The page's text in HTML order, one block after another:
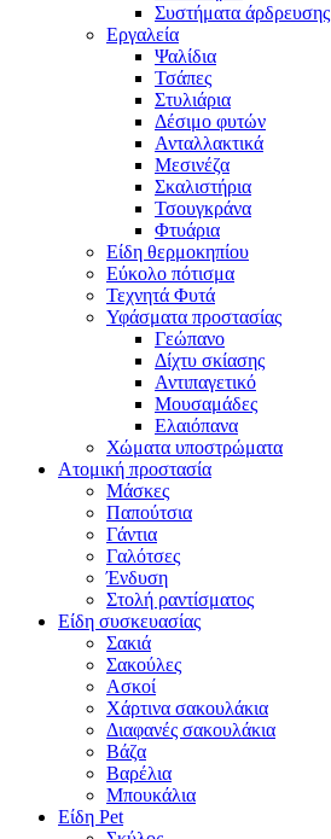
Συστήματα άρδρευσης
Εργαλεία
Ψαλίδια
Τσάπες
Στυλιάρια
Δέσιμο φυτών
Ανταλλακτικά
Μεσινέζα
Σκαλιστήρια
Τσουγκράνα
Φτυάρια
Είδη θερμοκηπίου
Εύκολο πότισμα
Τεχνητά Φυτά
Υφάσματα προστασίας
Γεώπανο
Δίχτυ σκίασης
Αντιπαγετικό
Μουσαμάδες
Ελαιόπανα
Χώματα υποστρώματα
Ατομική προστασία
Μάσκες
Παπούτσια
Γάντια
Γαλότσες
Ένδυση
Στολή ραντίσματος
Είδη συσκευασίας
Σακιά
Σακούλες
Ασκοί
Χάρτινα σακουλάκια
Διαφανές σακουλάκια
Βάζα
Βαρέλια
Μπουκάλια
Είδη Pet